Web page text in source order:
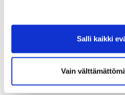
Salli kaikki
Vain
saumakohdassa oleville
syntynyt ammattilaisuutta
valmentajilta. Kisa lisää
Ammattilaiskisan yhteydessä